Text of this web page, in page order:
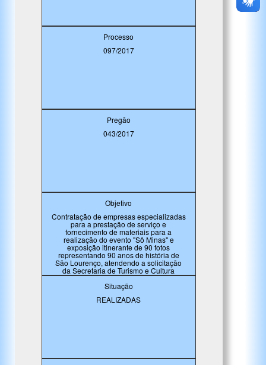
Processo
097/2017
Pregão
043/2017
Objetivo
Contratação de empresas especializadas
para a prestação de serviço e
fornecimento de materiais para a
realização do evento "Sô Minas" e
exposição itinerante de 90 fotos
representando 90 anos de história de
São Lourenço, atendendo a solicitação
da Secretaria de Turismo e Cultura
Situação
REALIZADAS